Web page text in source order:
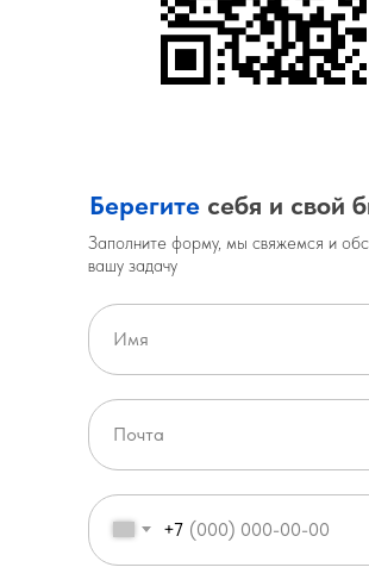
+7
Заполните форму, мы свяжемся и
вашу задачу
Берегите себя и свой